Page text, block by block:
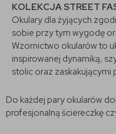
KOLEKCJA STREET
Okulary dla żyjących
sobie przy tym wygodę
Wzornictwo okularów to
inspirowanej dynamiką,
stolic oraz zaskakującymi
Do każdej pary okularów
profesjonalną ściereczkę